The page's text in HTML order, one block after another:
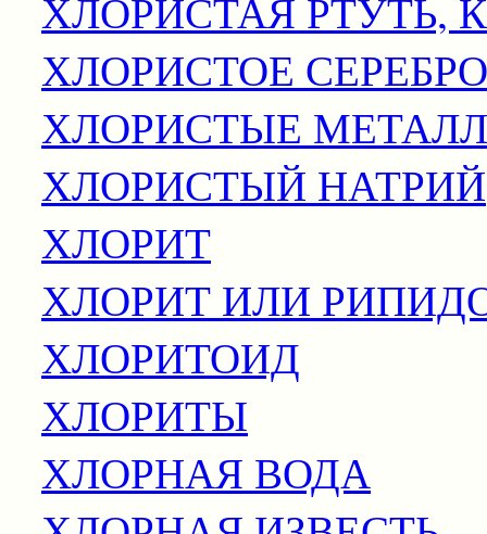
ХЛОРИСТОЕ СЕРЕБРО
ХЛОРИСТЫЕ
ХЛОРИСТЫЙ НАТРИЙ
ХЛОРИТ
ХЛОРИТ ИЛИ
ХЛОРИТОИД
ХЛОРИТЫ
ХЛОРНАЯ ВОДА